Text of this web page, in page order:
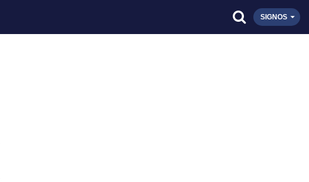
SIGNOS